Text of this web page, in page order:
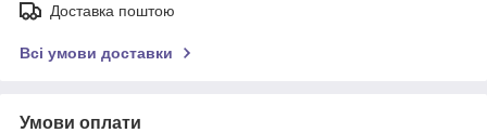
Доставка поштою
Всі умови доставки
Умови оплати